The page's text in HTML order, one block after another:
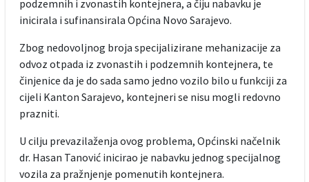
podzemnih i zvonastih kontejnera, a čiju nabavku je
inicirala i sufinansirala Općina Novo Sarajevo.
Zbog nedovoljnog broja specijalizirane mehanizacije za
odvoz otpada iz zvonastih i podzemnih kontejnera, te
činjenice da je do sada samo jedno vozilo bilo u funkciji za
cijeli Kanton Sarajevo, kontejneri se nisu mogli redovno
prazniti.
U cilju prevazilaženja ovog problema, Općinski načelnik
dr. Hasan Tanović inicirao je nabavku jednog specijalnog
vozila za pražnjenje pomenutih kontejnera.